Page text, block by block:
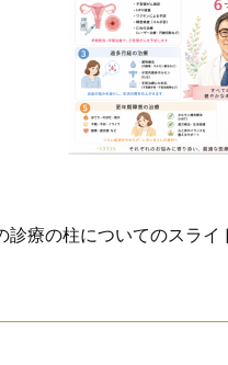
療の柱についてのスラ